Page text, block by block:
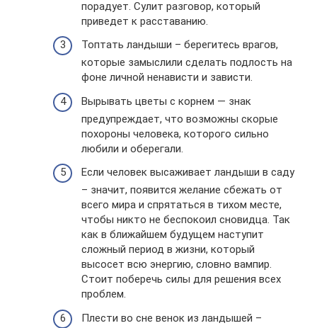
порадует. Сулит разговор, который
приведет к расставанию.
Топтать ландыши – берегитесь врагов,
которые замыслили сделать подлость на
фоне личной ненависти и зависти.
Вырывать цветы с корнем — знак
предупреждает, что возможны скорые
похороны человека, которого сильно
любили и оберегали.
Если человек высаживает ландыши в саду
– значит, появится желание сбежать от
всего мира и спрятаться в тихом месте,
чтобы никто не беспокоил сновидца. Так
как в ближайшем будущем наступит
сложный период в жизни, который
высосет всю энергию, словно вампир.
Стоит поберечь силы для решения всех
проблем.
Плести во сне венок из ландышей –